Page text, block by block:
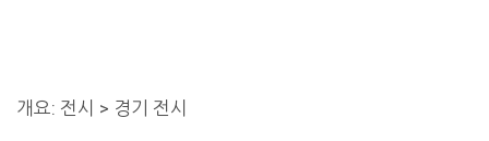
개요: 전시 > 경기 전시